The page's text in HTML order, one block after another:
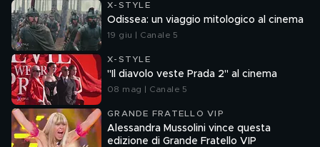
X-STYLE
Odissea: un viaggio mitologico al cinema
19 giu | Canale 5
X-STYLE
"Il diavolo veste Prada 2" al cinema
08 mag | Canale 5
GRANDE FRATELLO VIP
Alessandra Mussolini vince questa
edizione di Grande Fratello VIP